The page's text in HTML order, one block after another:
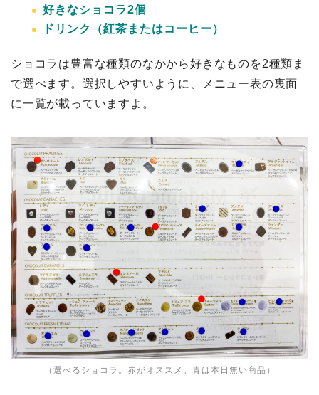
好きなショコラ2個
ドリンク（紅茶またはコーヒー）
ショコラは豊富な種類のなかから好きなものを2種類ま
で選べます。選択しやすいように、メニュー表の裏面
に一覧が載っていますよ。
（選べるショコラ。赤がオススメ。青は本日無い商品）